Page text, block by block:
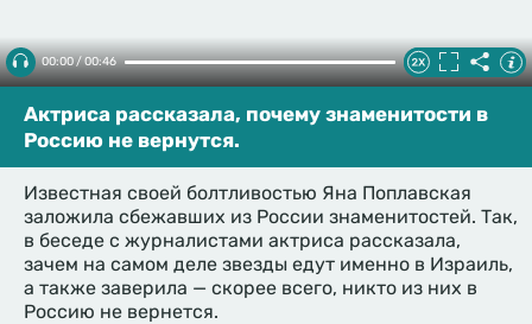
00:00 / 00:46
Актриса рассказала, почему знаменитости в
Россию не вернутся.
Известная своей болтливостью Яна Поплавская
заложила сбежавших из России знаменитостей. Так,
в беседе с журналистами актриса рассказала,
зачем на самом деле звезды едут именно в Израиль,
а также заверила — скорее всего, никто из них в
Россию не вернется.